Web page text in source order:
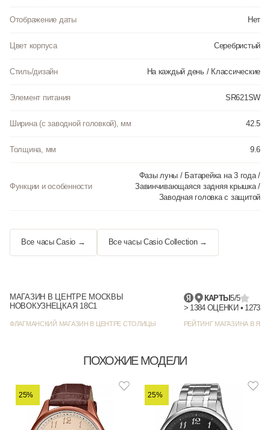
Отображение даты Нет
Цвет корпуса Серебристый
Стиль/дизайн На каждый день / Классические
Элемент питания SR621SW
Ширина (с заводной головкой), мм 42.5
Толщина, мм 9.6
Функции и особенности
Фазы луны / Батарейка на 3 года /
Завинчивающаяся задняя крышка /
Заводная головка с защитой
Все часы Casio → Все часы Casio Collection →
МАГАЗИН В ЦЕНТРЕ МОСКВЫ
НОВОКУЗНЕЦКАЯ 18С1
ФЛАГМАНСКИЙ МАГАЗИН В ЦЕНТРЕ СТОЛИЦЫ
КАРТЫ5/5
РЕЙТИНГ МАГАЗИНА В
ПОХОЖИЕ МОДЕЛИ
25% 25%